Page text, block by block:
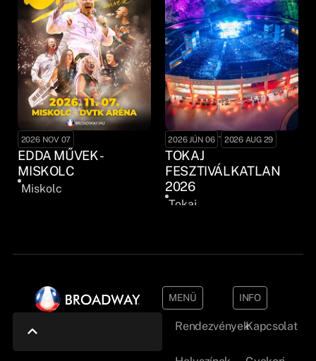
2026 NOV 07
EDDA MŰVEK -
MISKOLC
Miskolc
2026 JÚN 06 - 2026 AUG 29
TOKAJ
FESZTIVÁLKATLAN
2026
Tokaj
MENÜ
Rendezvények
INFO
Kapcsolat